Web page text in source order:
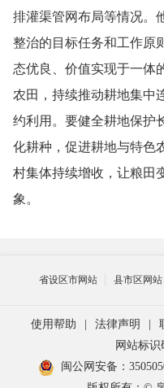
排灌渠管网布局等情况。
整治的目标任务和工作原
态优良、价值实现于一体
农田，持续推动耕地集中
约利用。要健全耕地保护
化耕种，促进耕地与特色
村集体持续增收，让粮田
象。
省设区市网站 县市区网站
使用帮助 法律声明
网站标识
闽公网安备：